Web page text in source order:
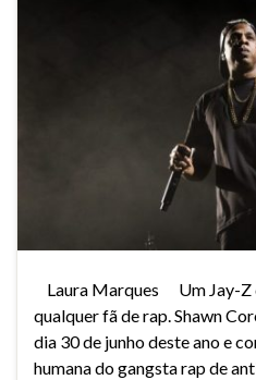
Laura Marques Um Jay-Z
qualquer fã de rap. Shawn
dia 30 de junho deste ano e
humana do gangsta rap de